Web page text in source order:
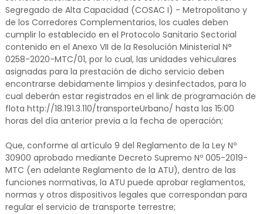
Segregado de Alta Capacidad (COSAC I) - Metropolitano y
de los Corredores Complementarios, los cuales deben
cumplir lo establecido en el Protocolo Sanitario Sectorial
contenido en el Anexo VII de la Resolución Ministerial N°
0258-2020-MTC/01, por lo cual, las unidades vehiculares
asignadas para la prestación de dicho servicio deben
encontrarse debidamente limpios y desinfectados, para lo
cual deberán estar registrados en el link de programación de
flota http://18.191.3.110/transporteUrbano/ hasta las 15:00
horas del día anterior previa a la fecha de operación;
Que, conforme al artículo 9 del Reglamento de la Ley Nº
30900 aprobado mediante Decreto Supremo Nº 005-2019-
MTC (en adelante Reglamento de la ATU), dentro de las
funciones normativas, la ATU puede aprobar reglamentos,
normas y otros dispositivos legales que correspondan para
regular el servicio de transporte terrestre;